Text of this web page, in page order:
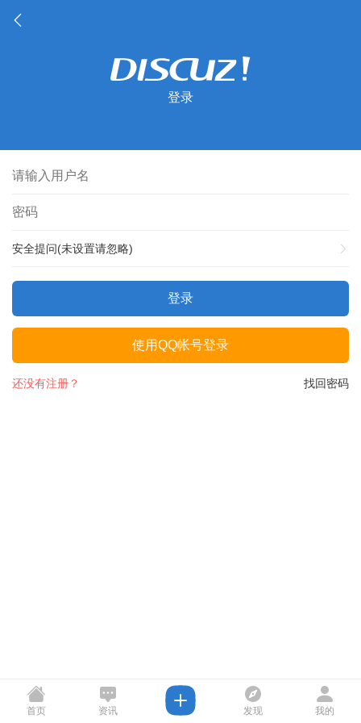
登录
安全提问(未设置请忽略)
登录
使用QQ帐号登录
找回密码
还没有注册？
首页 资讯 发现 我的